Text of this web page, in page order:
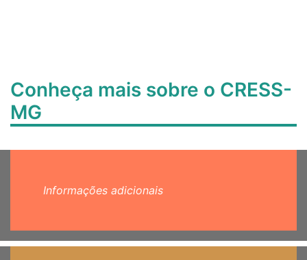
Conheça mais sobre o CRESS-
MG
Informações adicionais